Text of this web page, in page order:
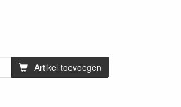
Artikel toevoegen